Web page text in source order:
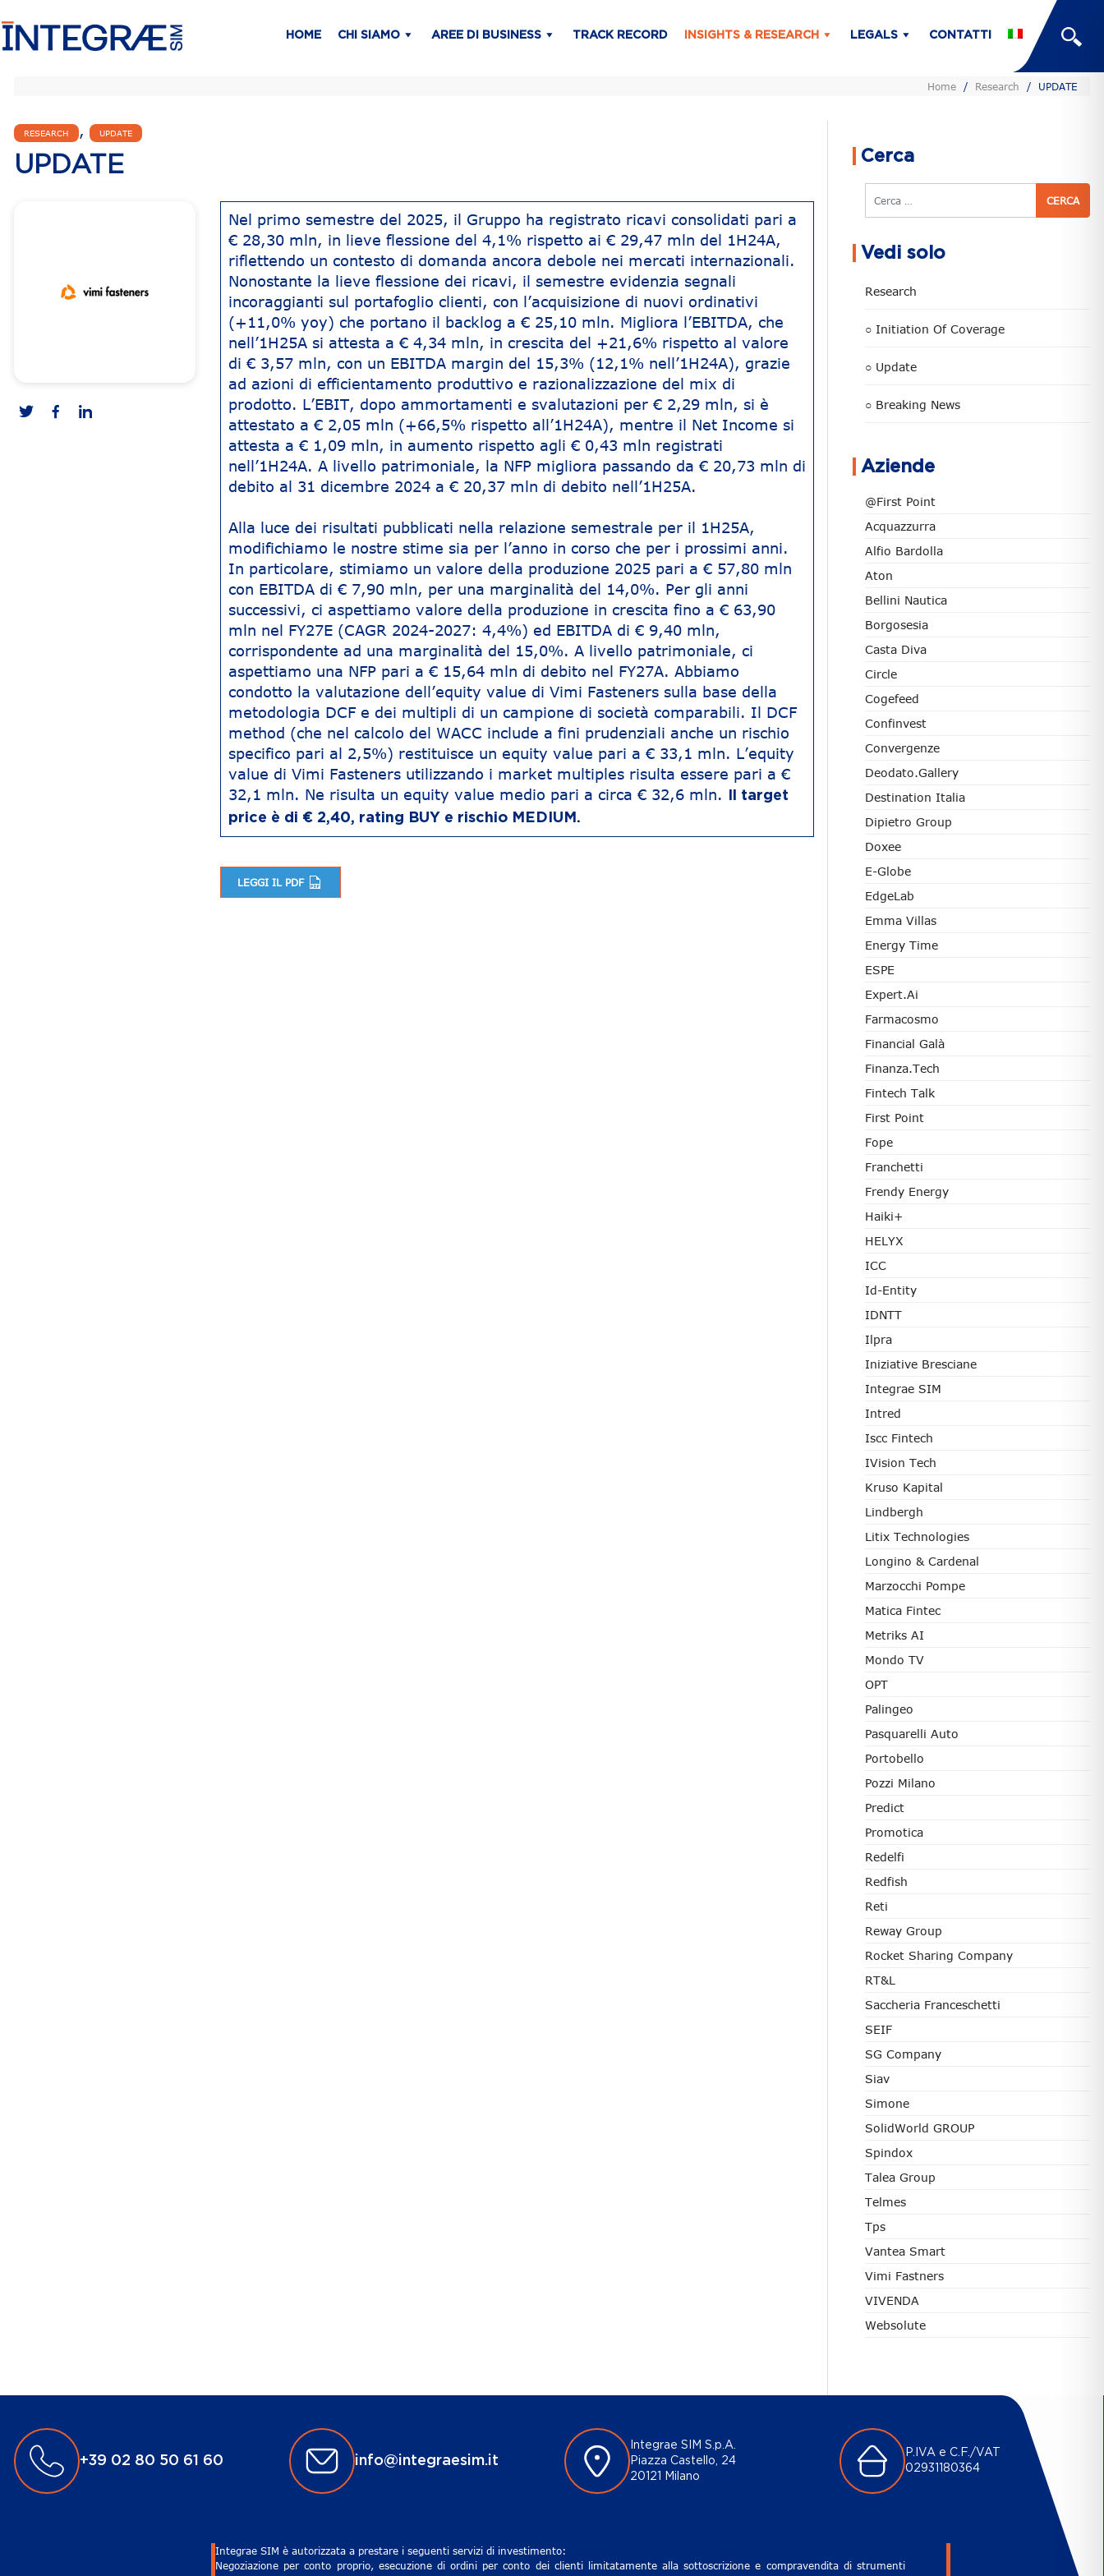
HOME CHI SIAMO AREE DI BUSINESS TRACK RECORD INSIGHTS & RESEARCH LEGALS CONTATTI
Home / Research / UPDATE
RESEARCH , UPDATE
UPDATE
Nel primo semestre del 2025, il Gruppo ha registrato ricavi consolidati pari a
€ 28,30 mln, in lieve flessione del 4,1% rispetto ai € 29,47 mln del 1H24A,
riflettendo un contesto di domanda ancora debole nei mercati internazionali.
Nonostante la lieve flessione dei ricavi, il semestre evidenzia segnali
incoraggianti sul portafoglio clienti, con l’acquisizione di nuovi ordinativi
(+11,0% yoy) che portano il backlog a € 25,10 mln. Migliora l’EBITDA, che
nell’1H25A si attesta a € 4,34 mln, in crescita del +21,6% rispetto al valore
di € 3,57 mln, con un EBITDA margin del 15,3% (12,1% nell’1H24A), grazie
ad azioni di efficientamento produttivo e razionalizzazione del mix di
prodotto. L’EBIT, dopo ammortamenti e svalutazioni per € 2,29 mln, si è
attestato a € 2,05 mln (+66,5% rispetto all’1H24A), mentre il Net Income si
attesta a € 1,09 mln, in aumento rispetto agli € 0,43 mln registrati
nell’1H24A. A livello patrimoniale, la NFP migliora passando da € 20,73 mln di
debito al 31 dicembre 2024 a € 20,37 mln di debito nell’1H25A.
Alla luce dei risultati pubblicati nella relazione semestrale per il 1H25A,
modifichiamo le nostre stime sia per l’anno in corso che per i prossimi anni.
In particolare, stimiamo un valore della produzione 2025 pari a € 57,80 mln
con EBITDA di € 7,90 mln, per una marginalità del 14,0%. Per gli anni
successivi, ci aspettiamo valore della produzione in crescita fino a € 63,90
mln nel FY27E (CAGR 2024-2027: 4,4%) ed EBITDA di € 9,40 mln,
corrispondente ad una marginalità del 15,0%. A livello patrimoniale, ci
aspettiamo una NFP pari a € 15,64 mln di debito nel FY27A. Abbiamo
condotto la valutazione dell’equity value di Vimi Fasteners sulla base della
metodologia DCF e dei multipli di un campione di società comparabili. Il DCF
method (che nel calcolo del WACC include a fini prudenziali anche un rischio
specifico pari al 2,5%) restituisce un equity value pari a € 33,1 mln. L’equity
value di Vimi Fasteners utilizzando i market multiples risulta essere pari a €
32,1 mln. Ne risulta un equity value medio pari a circa € 32,6 mln.
Il target
price è di € 2,40, rating BUY e rischio MEDIUM.
LEGGI IL PDF
Cerca
Cerca
Vedi solo
Research
○ Initiation Of Coverage
○ Update
○ Breaking News
Aziende
@First Point
Acquazzurra
Alfio Bardolla
Aton
Bellini Nautica
Borgosesia
Casta Diva
Circle
Cogefeed
Confinvest
Convergenze
Deodato.Gallery
Destination Italia
Dipietro Group
Doxee
E-Globe
EdgeLab
Emma Villas
Energy Time
ESPE
Expert.ai
Farmacosmo
Financial Galà
Finanza.tech
Fintech Talk
First Point
Fope
Franchetti
Frendy Energy
Haiki+
HELYX
ICC
Id-Entity
IDNTT
Ilpra
Iniziative Bresciane
Integrae SIM
Intred
Iscc Fintech
IVision Tech
Kruso Kapital
Lindbergh
Litix Technologies
Longino & Cardenal
Marzocchi Pompe
Matica Fintec
Metriks AI
Mondo TV
OPT
Palingeo
Pasquarelli Auto
Portobello
Pozzi Milano
Predict
Promotica
Redelfi
Redfish
Reti
Reway Group
Rocket Sharing Company
RT&L
Saccheria Franceschetti
SEIF
SG Company
Siav
Simone
SolidWorld GROUP
Spindox
Talea Group
Telmes
Tps
Vantea Smart
Vimi Fastners
VIVENDA
Websolute
+39 02 80 50 61 60 info@integraesim.it
Integrae SIM S.p.A.
Piazza Castello, 24
20121 Milano
P.IVA e C.F./VAT
02931180364
Integrae SIM è autorizzata a prestare i seguenti servizi di investimento:
Negoziazione per conto proprio, esecuzione di ordini per conto dei clienti limitatamente alla sottoscrizione e compravendita di strumenti